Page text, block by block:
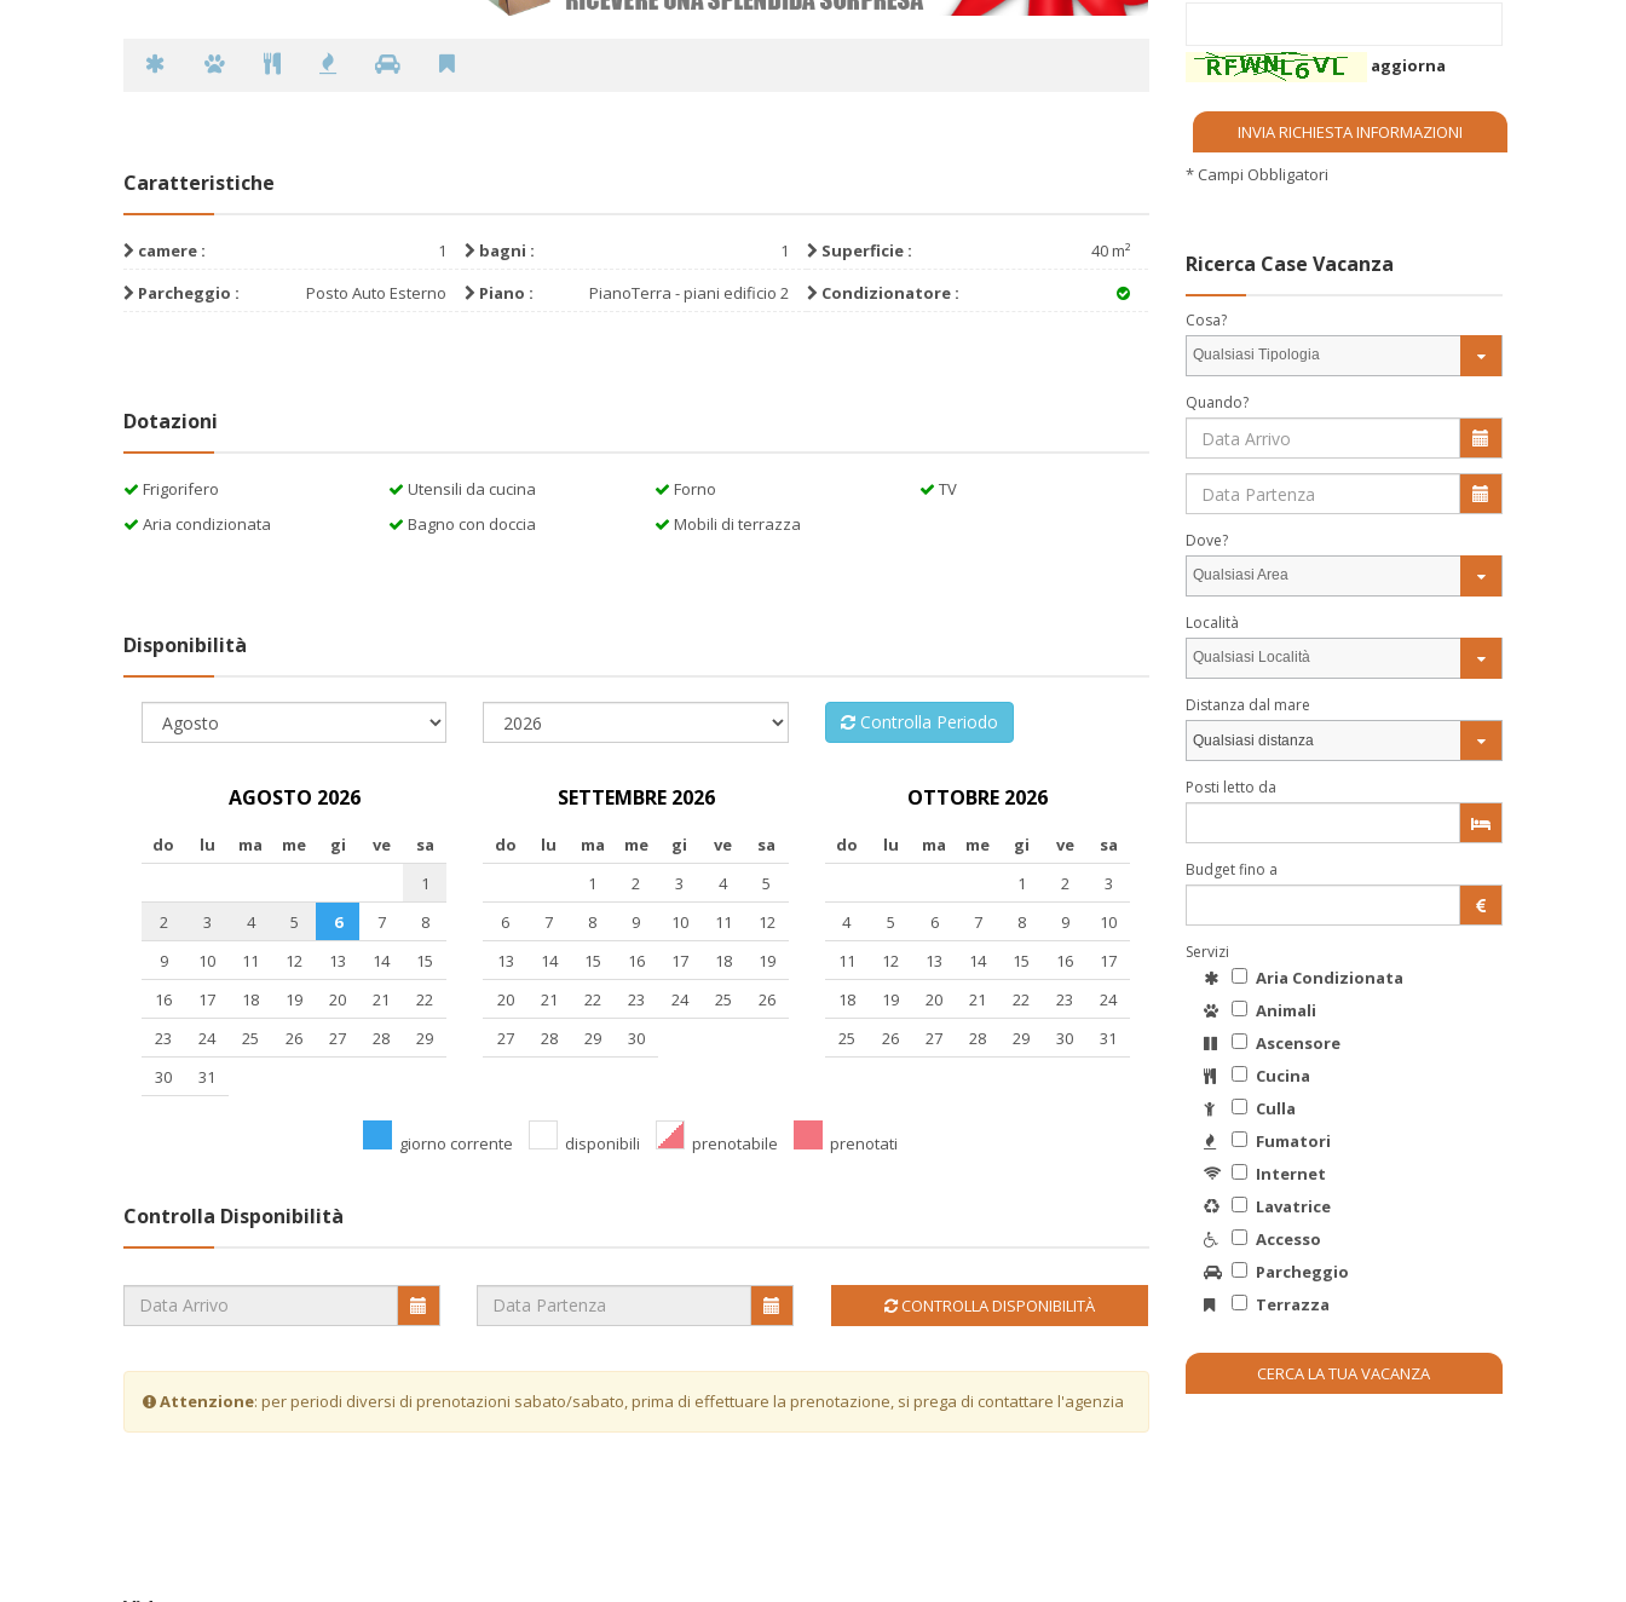
Caratteristiche
camere : 1 bagni : 1 Superficie :
40 m²
Parcheggio :
Posto Auto Esterno Piano : PianoTerra - piani edificio 2 Condizionatore :
Dotazioni
Frigorifero Utensili da cucina Forno
TV
Aria condizionata
Bagno con doccia Mobili di terrazza
Disponibilità
Controlla Periodo
AGOSTO 2026
do lu ma me gi ve
sa
1
2
3 4 5 6 7
8
9
10 11 12 13 14
15
16
17 18 19 20 21
22
23
24 25 26 27 28
29
30
31
SETTEMBRE 2026
do lu ma me gi ve
sa
1
2 3 4
5
6
7 8 9 10 11
12
13
14 15 16 17 18
19
20
21 22 23 24 25
26
27
28 29 30
OTTOBRE 2026
do lu ma me gi ve
sa
1
2
3
4
5 6 7 8 9
10
11
12 13 14 15 16
17
18
19 20 21 22 23
24
25
26 27 28 29 30 31
giorno corrente disponibili prenotabile prenotati
Controlla Disponibilità
CONTROLLA DISPONIBILITÀ
Attenzione: per periodi diversi di prenotazioni sabato/sabato, prima di effettuare la prenotazione, si prega di contattare l'agenzia
aggiorna
* Campi Obbligatori
Ricerca Case Vacanza
Cosa?
Qualsiasi Tipologia
Quando?
Dove?
Qualsiasi Area
Località
Qualsiasi Località
Distanza dal mare
Qualsiasi distanza
Posti letto da
Budget fino a
Servizi
Aria Condizionata
Animali
Ascensore
Cucina
Culla
Fumatori
Internet
Lavatrice
Accesso
Parcheggio
Terrazza